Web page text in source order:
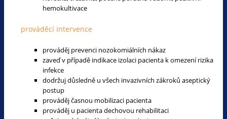
hemokultivace
prováděcí intervence
prováděj prevenci nozokomiálních nákaz
zaveď v případě indikace izolaci pacienta k omezení rizika
infekce
dodržuj důsledně u všech invazivních zákroků aseptický
postup
prováděj časnou mobilizaci pacienta
prováděj u pacienta dechovou rehabilitaci